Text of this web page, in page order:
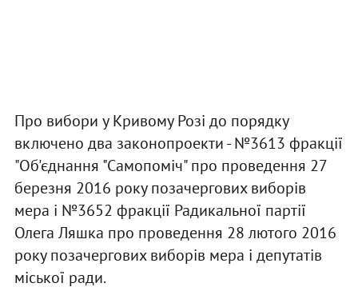
Про вибори у Кривому Розі до порядку
включено два законопроекти - №3613 фракції
"Об'єднання "Самопоміч" про проведення 27
березня 2016 року позачергових виборів
мера і №3652 фракції Радикальної партії
Олега Ляшка про проведення 28 лютого 2016
року позачергових виборів мера і депутатів
міської ради.